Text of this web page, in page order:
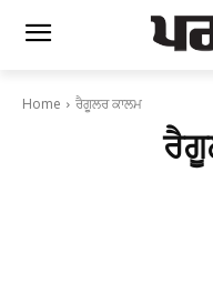
Home ਰੈਗੂਲਰ ਕਾਲਮ